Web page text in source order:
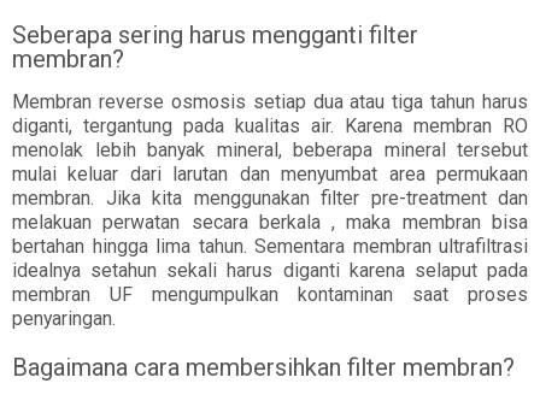
Seberapa sering harus mengganti filter
membran?
Membran reverse osmosis setiap dua atau tiga tahun harus
diganti, tergantung pada kualitas air. Karena membran RO
menolak lebih banyak mineral, beberapa mineral tersebut
mulai keluar dari larutan dan menyumbat area permukaan
membran. Jika kita menggunakan filter pre-treatment dan
melakuan perwatan secara berkala , maka membran bisa
bertahan hingga lima tahun. Sementara membran ultrafiltrasi
idealnya setahun sekali harus diganti karena selaput pada
membran UF mengumpulkan kontaminan saat proses
penyaringan.
Bagaimana cara membersihkan filter membran?